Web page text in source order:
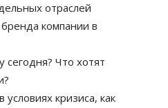
отраслей
компании в
сегодня? Что хотят
условиях кризиса, как